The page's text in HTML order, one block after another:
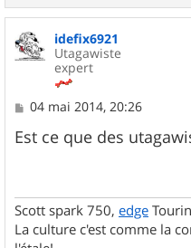
idefix6921
Utagawiste
expert
M
s
s
04 mai 2014, 20:26
Est ce que des
Scott spark 750, edge
La culture c'est comme la